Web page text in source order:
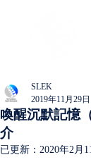
喚醒沉默記憶
介
SLEK
2019年11月29日
已更新： 2020年2月